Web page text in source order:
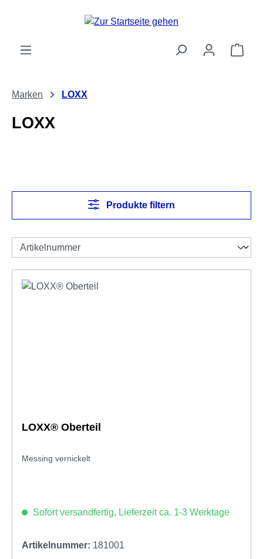
Zum Hauptinhalt springen
Marken LOXX
LOXX
Produkte filtern
LOXX® Oberteil
Messing vernickelt
Sofort versandfertig, Lieferzeit ca. 1-3 Werktage
Artikelnummer: 181001